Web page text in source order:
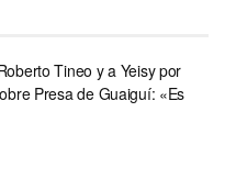
Tineo y a Yeisy por
Presa de Guaiguí: «Es